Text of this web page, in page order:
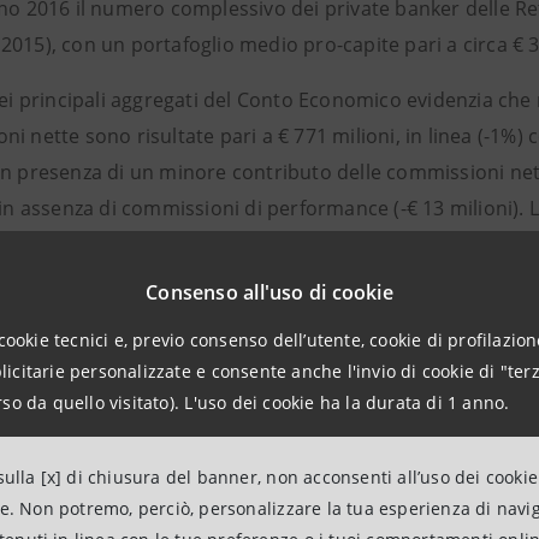
Consenso all'uso di cookie
tecnici e, previo consenso dell’utente, cookie di
personalizzate e consente anche l'invio di cookie di
da quello visitato). L'uso dei cookie ha la durata di 1 anno.
[x] di chiusura del banner, non acconsenti all’uso dei
Non potremo, perciò, personalizzare la tua esperienza di
2016 il numero complessivo dei private banker delle
con un portafoglio medio pro-capite pari a circa €
principali aggregati del Conto Economico evidenzia
nette sono risultate pari a € 771 milioni, in linea (-1%)
presenza di un minore contributo delle commissioni
assenza di commissioni di performance (-€ 13
del margine commissionale, sono risultate pari a € 687
del 2015 nonostante la performance negativa dei
gestito. Tale crescita è attribuibile in larga parte alla
derivante dal miglioramento del product mix a
funzionamento, pari a € 264 milioni, hanno mostrato
periodo dell’anno scorso (€ 258 milioni). L’analisi
milioni, sono rimaste stabili nonostante le azioni di